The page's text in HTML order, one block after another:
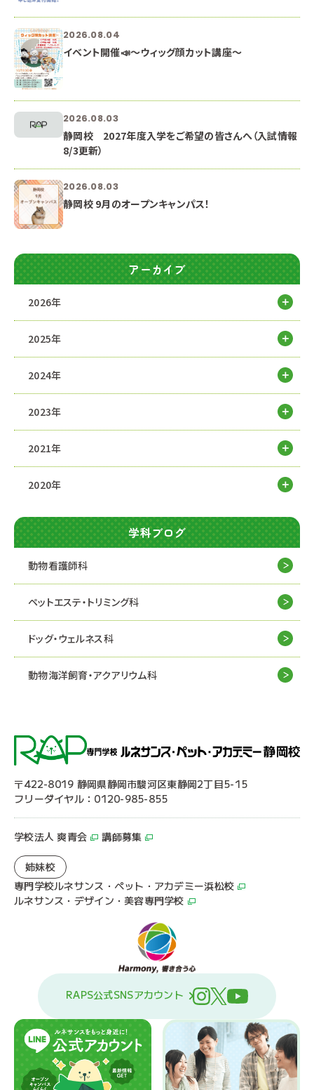
2026.08.04
イベント開催📣～ウィッグ顔カット講座～
2026.08.03
静岡校 2027年度入学をご希望の皆さんへ（入試情報
8/3更新）
2026.08.03
静岡校 9月のオープンキャンパス！
アーカイブ
2026年
2025年
2024年
2023年
2021年
2020年
学科ブログ
動物看護師科
ペットエステ・トリミング科
ドッグ・ウェルネス科
動物海洋飼育・アクアリウム科
〒422-8019 静岡県静岡市駿河区東静岡2丁目5-15
フリーダイヤル：0120-985-855
学校法人 爽青会 講師募集
姉妹校
専門学校ルネサンス・ペット・アカデミー浜松校
ルネサンス・デザイン・美容専門学校
RAPS公式SNSアカウント